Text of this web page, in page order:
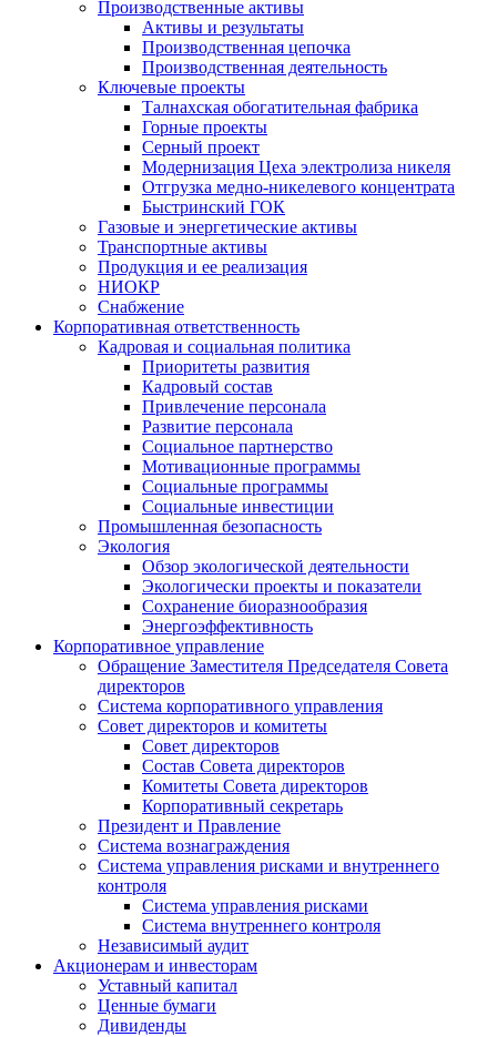
Производственные активы
Активы и результаты
Производственная цепочка
Производственная деятельность
Ключевые проекты
Талнахская обогатительная фабрика
Горные проекты
Серный проект
Модернизация Цеха электролиза никеля
Отгрузка медно-никелевого концентрата
Быстринский ГОК
Газовые и энергетические активы
Транспортные активы
Продукция и ее реализация
НИОКР
Снабжение
Корпоративная ответственность
Кадровая и социальная политика
Приоритеты развития
Кадровый состав
Привлечение персонала
Развитие персонала
Социальное партнерство
Мотивационные программы
Социальные программы
Социальные инвестиции
Промышленная безопасность
Экология
Обзор экологической деятельности
Экологически проекты и показатели
Сохранение биоразнообразия
Энергоэффективность
Корпоративное управление
Обращение Заместителя Председателя Совета
директоров
Система корпоративного управления
Совет директоров и комитеты
Совет директоров
Состав Совета директоров
Комитеты Совета директоров
Корпоративный секретарь
Президент и Правление
Система вознаграждения
Система управления рисками и внутреннего
контроля
Система управления рисками
Система внутреннего контроля
Независимый аудит
Акционерам и инвесторам
Уставный капитал
Ценные бумаги
Дивиденды